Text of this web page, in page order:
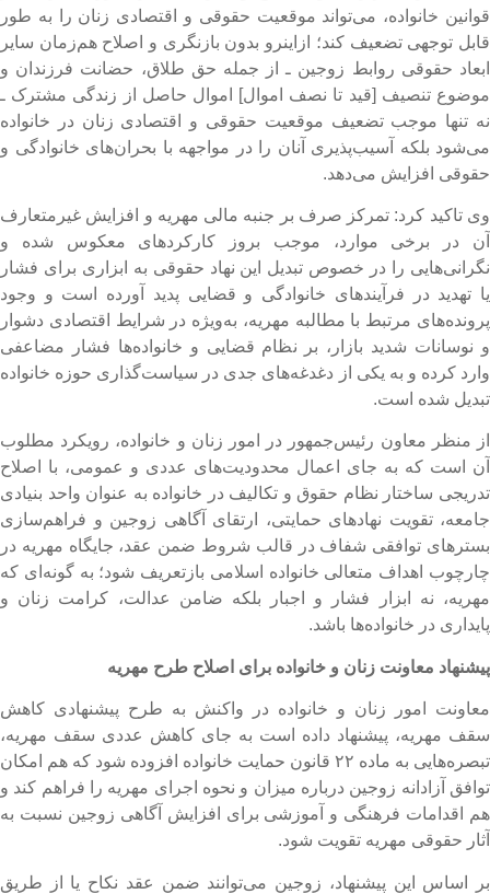
خانواده، می‌تواند موقعیت حقوقی و اقتصادی زنان را به طور
توجهی تضعیف کند؛ ازاینرو بدون بازنگری و اصلاح هم‌زمان سایر
حقوقی روابط زوجین ـ از جمله حق طلاق، حضانت فرزندان و
تنصیف [قید تا نصف اموال] اموال حاصل از زندگی مشترک ـ
تنها موجب تضعیف موقعیت حقوقی و اقتصادی زنان در خانواده
بلکه آسیب‌پذیری آنان را در مواجهه با بحران‌های خانوادگی و
افزایش می‌دهد.
تاکید کرد: تمرکز صرف بر جنبه مالی مهریه و افزایش غیرمتعارف
در برخی موارد، موجب بروز کارکردهای معکوس شده و
را در خصوص تبدیل این نهاد حقوقی به ابزاری برای فشار
تهدید در فرآیندهای خانوادگی و قضایی پدید آورده است و وجود
مرتبط با مطالبه مهریه، به‌ویژه در شرایط اقتصادی دشوار
نوسانات شدید بازار، بر نظام قضایی و خانواده‌ها فشار مضاعفی
کرده و به یکی از دغدغه‌های جدی در سیاست‌گذاری حوزه خانواده
شده است.
منظر معاون رئیس‌جمهور در امور زنان و خانواده، ‌رویکرد مطلوب
است که به جای اعمال محدودیت‌های عددی و عمومی، با اصلاح
ساختار نظام حقوق و تکالیف در خانواده به عنوان واحد بنیادی
تقویت نهادهای حمایتی، ارتقای آگاهی زوجین و فراهم‌سازی
توافقی شفاف در قالب شروط ضمن عقد، جایگاه مهریه در
اهداف متعالی خانواده اسلامی بازتعریف شود؛ به گونه‌ای که
‌نه ابزار فشار و اجبار بلکه ضامن عدالت، کرامت زنان و
در خانواده‌ها باشد.
معاونت زنان و خانواده برای اصلاح طرح مهریه
امور زنان و خانواده در واکنش به طرح پیشنهادی کاهش
مهریه، پیشنهاد داده است به جای کاهش عددی سقف مهریه،
تبصره‌هایی به ماده ۲۲ قانون حمایت خانواده افزوده شود که هم امکان
آزادانه زوجین درباره میزان و نحوه اجرای مهریه را فراهم کند و
اقدامات فرهنگی و آموزشی برای افزایش آگاهی زوجین نسبت به
حقوقی مهریه تقویت شود.
اساس این پیشنهاد، زوجین می‌توانند ضمن عقد نکاح یا از طریق